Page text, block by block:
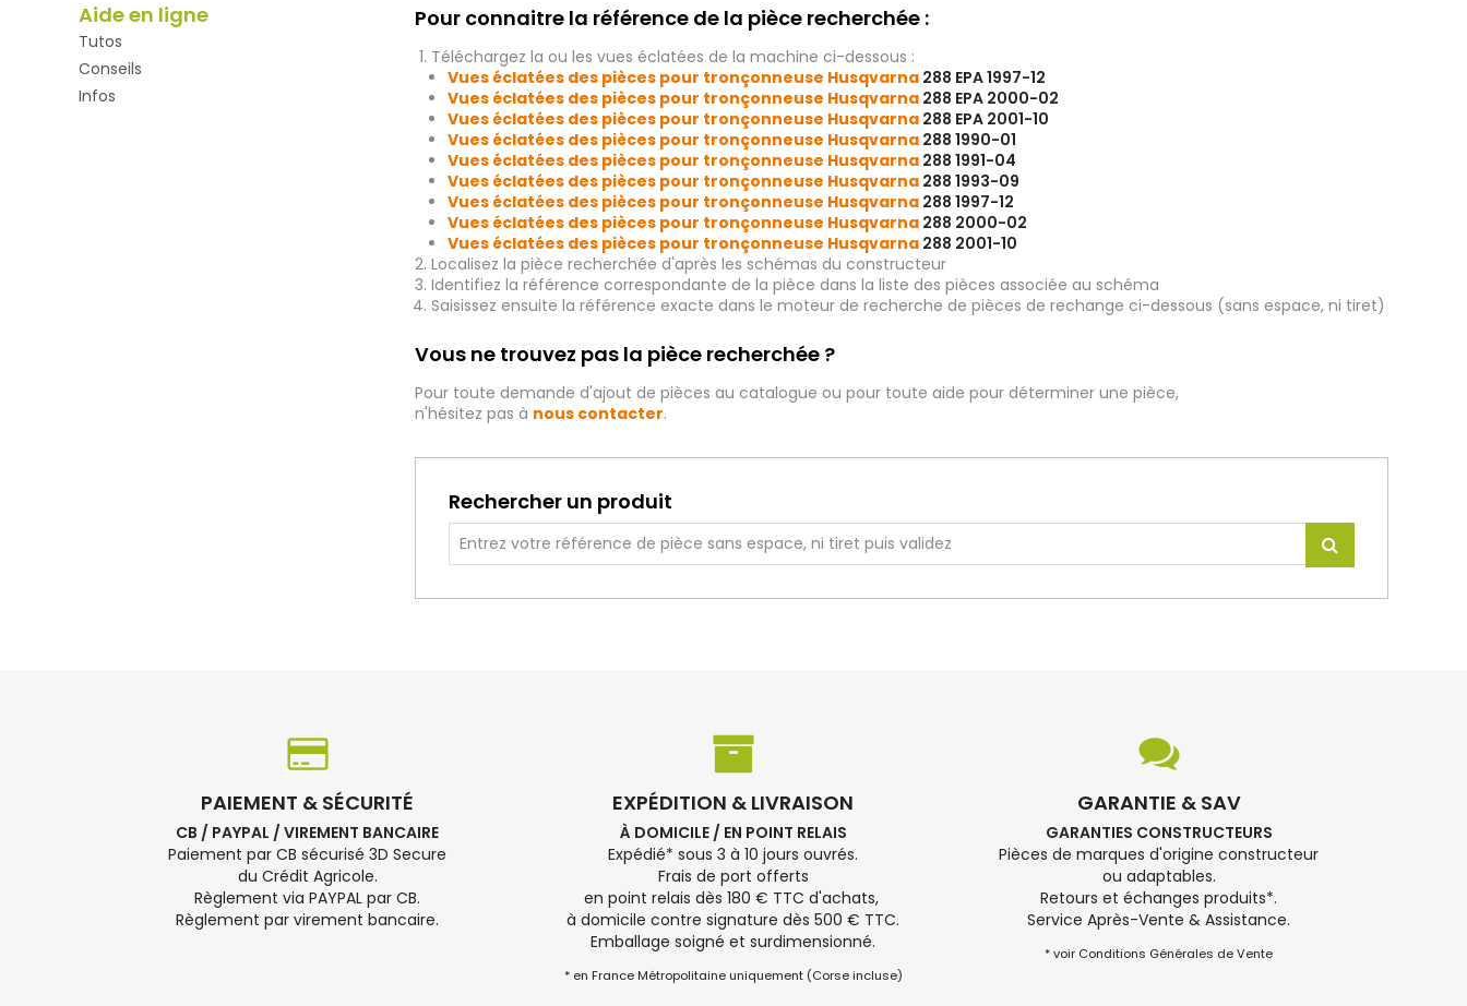
Aide en ligne
Tutos
Conseils
Infos
Pour connaitre la référence de la pièce recherchée :
Téléchargez la ou les vues éclatées de la machine ci-dessous :
Vues éclatées des pièces pour tronçonneuse Husqvarna 288 EPA 1997-12
Vues éclatées des pièces pour tronçonneuse Husqvarna 288 EPA 2000-02
Vues éclatées des pièces pour tronçonneuse Husqvarna 288 EPA 2001-10
Vues éclatées des pièces pour tronçonneuse Husqvarna 288 1990-01
Vues éclatées des pièces pour tronçonneuse Husqvarna 288 1991-04
Vues éclatées des pièces pour tronçonneuse Husqvarna 288 1993-09
Vues éclatées des pièces pour tronçonneuse Husqvarna 288 1997-12
Vues éclatées des pièces pour tronçonneuse Husqvarna 288 2000-02
Vues éclatées des pièces pour tronçonneuse Husqvarna 288 2001-10
Localisez la pièce recherchée d'après les schémas du constructeur
Identifiez la référence correspondante de la pièce dans la liste des pièces associée au schéma
Saisissez ensuite la référence exacte dans le moteur de recherche de pièces de rechange ci-dessous (sans espace, ni tiret)
Vous ne trouvez pas la pièce recherchée ?
Pour toute demande d'ajout de pièces au catalogue ou pour toute aide pour déterminer une pièce,
n'hésitez pas à nous contacter.
Rechercher un produit
PAIEMENT & SÉCURITÉ
CB / PAYPAL / VIREMENT BANCAIRE
Paiement par CB sécurisé 3D Secure
du Crédit Agricole.
Règlement via PAYPAL par CB.
Règlement par virement bancaire.
EXPÉDITION & LIVRAISON
À DOMICILE / EN POINT RELAIS
Expédié* sous 3 à 10 jours ouvrés.
Frais de port offerts
en point relais dès 180 € TTC d'achats,
à domicile contre signature dès 500 € TTC.
Emballage soigné et surdimensionné.
* en France Métropolitaine uniquement (Corse incluse)
GARANTIE & SAV
GARANTIES CONSTRUCTEURS
Pièces de marques d'origine constructeur
ou adaptables.
Retours et échanges produits*.
Service Après-Vente & Assistance.
* voir Conditions Générales de Vente